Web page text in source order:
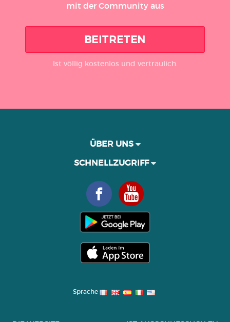
mit der Community aus
BEITRETEN
Ist völlig kostenlos und vertraulich.
ÜBER UNS
SCHNELLZUGRIFF
Sprache